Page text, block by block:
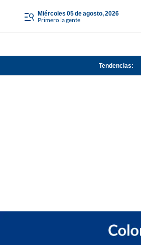
miércoles 05 de agosto, 2026
Primero la gente
Tendencias: